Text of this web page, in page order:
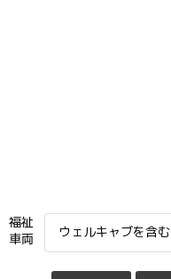
福祉
車両
ウェルキャブを含む